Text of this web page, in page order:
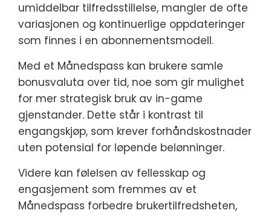
umiddelbar tilfredsstillelse, mangler de ofte
variasjonen og kontinuerlige oppdateringer
som finnes i en abonnementsmodell.
Med et Månedspass kan brukere samle
bonusvaluta over tid, noe som gir mulighet
for mer strategisk bruk av in-game
gjenstander. Dette står i kontrast til
engangskjøp, som krever forhåndskostnader
uten potensial for løpende belønninger.
Videre kan følelsen av fellesskap og
engasjement som fremmes av et
Månedspass forbedre brukertilfredsheten,